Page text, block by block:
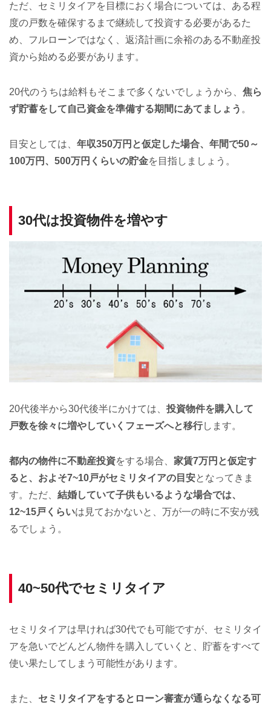
ただ、セミリタイアを目標におく場合については、ある程
度の戸数を確保するまで継続して投資する必要があるた
め、フルローンではなく、返済計画に余裕のある不動産投
資から始める必要があります。
20代のうちは給料もそこまで多くないでしょうから、 焦ら
ず貯蓄をして自己資金を準備する期間にあてましょう 。
目安としては、 年収350万円と仮定した場合、年間で50～
100万円、500万円くらいの貯金を目指しましょう。
30代は投資物件を増やす
20代後半から30代後半にかけては、 投資物件を購入して
戸数を徐々に増やしていくフェーズへと移行します。
都内の物件に不動産投資をする場合、 家賃7万円と仮定す
ると、およそ7~10戸がセミリタイアの目安となってきま
す。ただ、 結婚していて子供もいるような場合では、
12~15戸くらいは見ておかないと、万が一の時に不安が残
るでしょう。
40~50代でセミリタイア
セミリタイアは早ければ30代でも可能ですが、セミリタイ
アを急いでどんどん物件を購入していくと、貯蓄をすべて
使い果たしてしまう可能性があります。
また、 セミリタイアをするとローン審査が通らなくなる可